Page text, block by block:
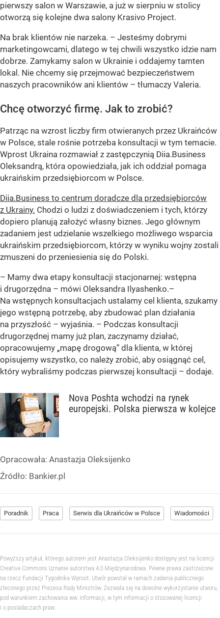
pierwszy salon w Warszawie, a już w sierpniu w stolicy
otworzą się kolejne dwa salony Krasivo Project.
Na brak klientów nie narzeka. – Jesteśmy dobrymi
marketingowcami, dlatego w tej chwili wszystko idzie nam
dobrze. Zamykamy salon w Ukrainie i oddajemy tamten
lokal. Nie chcemy się przejmować bezpieczeństwem
naszych pracowników ani klientów – tłumaczy Valeria.
Chcę otworzyć firmę. Jak to zrobić?
Patrząc na wzrost liczby firm otwieranych przez Ukraińców
w Polsce, stale rośnie potrzeba konsultacji w tym temacie.
Wprost Ukraina rozmawiał z zastępczynią Diia.Business
Oleksandrą, która opowiedziała, jak ich oddział pomaga
ukraińskim przedsiębiorcom w Polsce.
Diia.Business to centrum doradcze dla przedsiębiorców
z Ukrainy. Chodzi o ludzi z doświadczeniem i tych, którzy
dopiero planują założyć własny biznes. Jego głównym
zadaniem jest udzielanie wszelkiego możliwego wsparcia
ukraińskim przedsiębiorcom, którzy w wyniku wojny zostali
zmuszeni do przeniesienia się do Polski.
– Mamy dwa etapy konsultacji stacjonarnej: wstępna
i drugorzędna – mówi Oleksandra Ilyashenko.–
Na wstępnych konsultacjach ustalamy cel klienta, szukamy
jego wstępną potrzebę, aby zbudować plan działania
na przyszłość – wyjaśnia. – Podczas konsultacji
drugorzędnej mamy już plan, zaczynamy działać,
opracowujemy „mapę drogową” dla klienta, w której
opisujemy wszystko, co należy zrobić, aby osiągnąć cel,
który wybraliśmy podczas pierwszej konsultacji – dodaje.
Nova Poshta wchodzi na rynek
europejski. Polska pierwsza w kolejce
Opracowała: Anastazja Oleksijenko
Źródło: Bankier.pl
Poradnik Praca Serwis dla Ukraińców w Polsce Wiadomości
Powyższy artykuł, którego autorem jest Anastazja Oleksijenko dostępny jest na licencji
Creative Commons Uznanie autorstwa 4.0 Międzynarodowa. Pewne prawa zastrzeżone
na rzecz Fundacji Tygodnika Wprost. Utwór powstał w ramach zadania publicznego
zleconego przez Prezesa Rady Ministrów. Zezwala się na dowolne wykorzystanie utworu,
pod warunkiem zachowania ww. informacji, w tym informacji o stosowanej licencji
i o posiadaczach praw.